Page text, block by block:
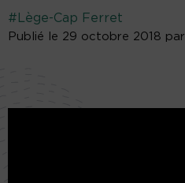
#Lège-Cap Ferret
Publié le 29 octobre 2018 par